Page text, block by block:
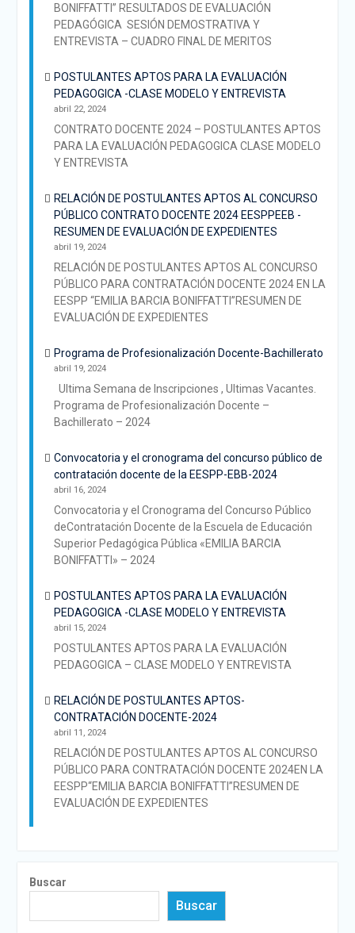
BONIFFATTI” RESULTADOS DE EVALUACIÓN
PEDAGÓGICA SESIÓN DEMOSTRATIVA Y
ENTREVISTA – CUADRO FINAL DE MERITOS
POSTULANTES APTOS PARA LA EVALUACIÓN
PEDAGOGICA -CLASE MODELO Y ENTREVISTA
abril 22, 2024
CONTRATO DOCENTE 2024 – POSTULANTES APTOS
PARA LA EVALUACIÓN PEDAGOGICA CLASE MODELO
Y ENTREVISTA
RELACIÓN DE POSTULANTES APTOS AL CONCURSO
PÚBLICO CONTRATO DOCENTE 2024 EESPPEEB -
RESUMEN DE EVALUACIÓN DE EXPEDIENTES
abril 19, 2024
RELACIÓN DE POSTULANTES APTOS AL CONCURSO
PÚBLICO PARA CONTRATACIÓN DOCENTE 2024 EN LA
EESPP “EMILIA BARCIA BONIFFATTI”RESUMEN DE
EVALUACIÓN DE EXPEDIENTES
Programa de Profesionalización Docente-Bachillerato
abril 19, 2024
Ultima Semana de Inscripciones , Ultimas Vacantes.
Programa de Profesionalización Docente –
Bachillerato – 2024
Convocatoria y el cronograma del concurso público de
contratación docente de la EESPP-EBB-2024
abril 16, 2024
Convocatoria y el Cronograma del Concurso Público
deContratación Docente de la Escuela de Educación
Superior Pedagógica Pública «EMILIA BARCIA
BONIFFATTI» – 2024
POSTULANTES APTOS PARA LA EVALUACIÓN
PEDAGOGICA -CLASE MODELO Y ENTREVISTA
abril 15, 2024
POSTULANTES APTOS PARA LA EVALUACIÓN
PEDAGOGICA – CLASE MODELO Y ENTREVISTA
RELACIÓN DE POSTULANTES APTOS-
CONTRATACIÓN DOCENTE-2024
abril 11, 2024
RELACIÓN DE POSTULANTES APTOS AL CONCURSO
PÚBLICO PARA CONTRATACIÓN DOCENTE 2024EN LA
EESPP“EMILIA BARCIA BONIFFATTI”RESUMEN DE
EVALUACIÓN DE EXPEDIENTES
Buscar
Buscar